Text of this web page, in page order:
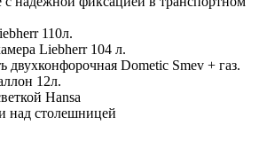
110л.
Liebherr 104 л.
двухконфорочная Dometic Smev + газ.
12л.
Hansa
над столешницей